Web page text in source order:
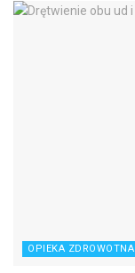
OPIEKA ZDROWOTNA